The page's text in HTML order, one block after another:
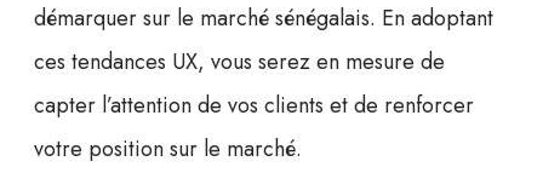
démarquer sur le marché sénégalais. En adoptant
ces tendances UX, vous serez en mesure de
capter l’attention de vos clients et de renforcer
votre position sur le marché.